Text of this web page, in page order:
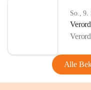
So., 9.
Alle